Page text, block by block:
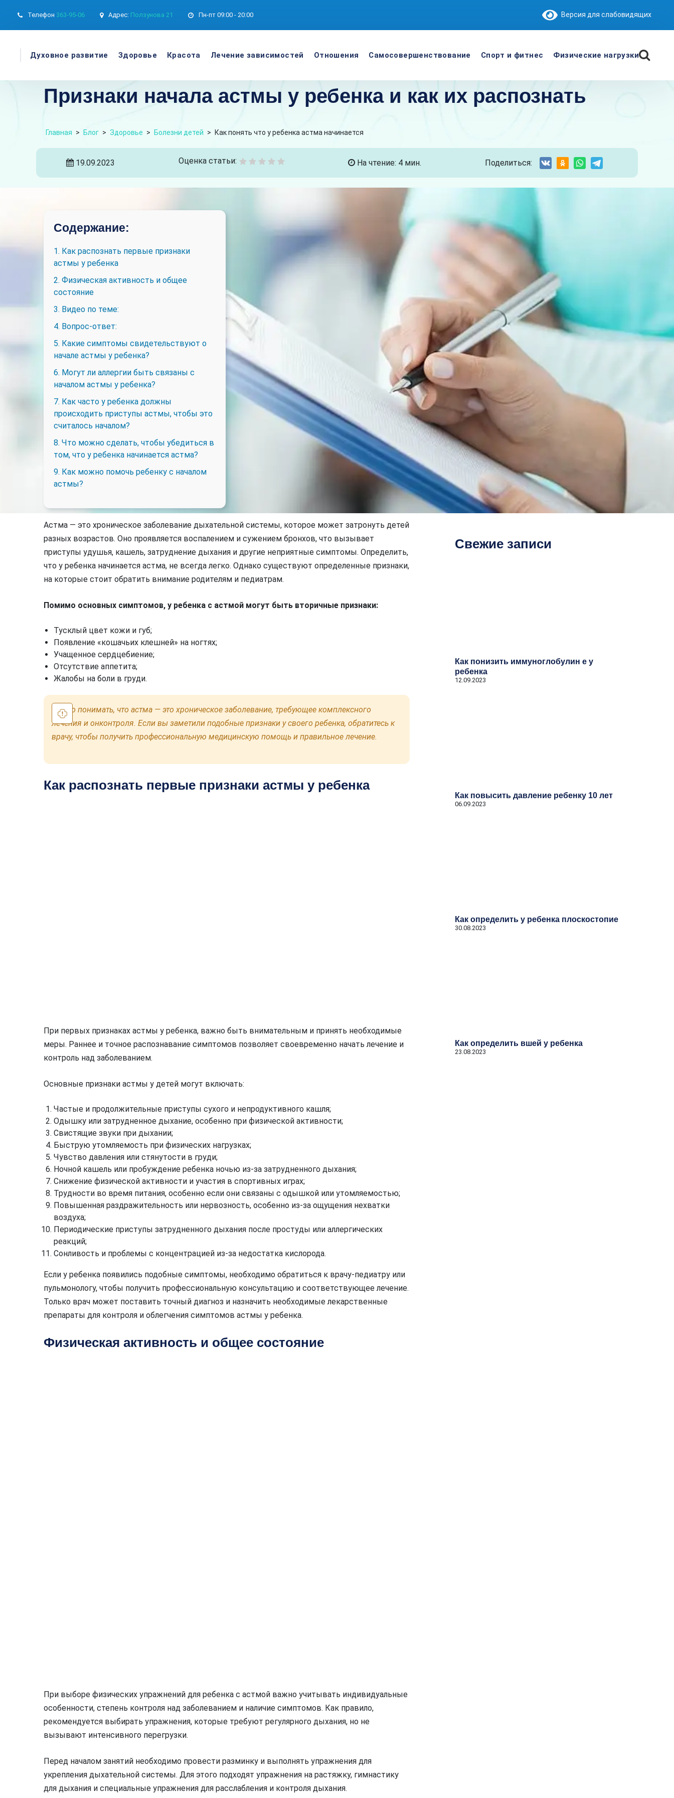
Телефон 363-95-06 Адрес: Ползунова 21 Пн-пт 09:00 - 20:00 Версия для слабовидящих
Духовное развитие Здоровье Красота Лечение зависимостей Отношения Самосовершенствование Спорт и фитнес Физические нагрузки
Признаки начала астмы у ребенка и как их распознать
Главная > Блог > Здоровье > Болезни детей > Как понять что у ребенка астма начинается
19.09.2023 Оценка статьи: На чтение: 4 мин. Поделиться:
Содержание:
1. Как распознать первые признаки
астмы у ребенка
2. Физическая активность и общее
состояние
3. Видео по теме:
4. Вопрос-ответ:
5. Какие симптомы свидетельствуют о
начале астмы у ребенка?
6. Могут ли аллергии быть связаны с
началом астмы у ребенка?
7. Как часто у ребенка должны
происходить приступы астмы, чтобы это
считалось началом?
8. Что можно сделать, чтобы убедиться в
том, что у ребенка начинается астма?
9. Как можно помочь ребенку с началом
астмы?
Астма — это хроническое заболевание дыхательной системы, которое может затронуть детей
разных возрастов. Оно проявляется воспалением и сужением бронхов, что вызывает
приступы удушья, кашель, затруднение дыхания и другие неприятные симптомы. Определить,
что у ребенка начинается астма, не всегда легко. Однако существуют определенные признаки,
на которые стоит обратить внимание родителям и педиатрам.
Помимо основных симптомов, у ребенка с астмой могут быть вторичные признаки:
Тусклый цвет кожи и губ;
Появление «кошачьих клешней» на ногтях;
Учащенное сердцебиение;
Отсутствие аппетита;
Жалобы на боли в груди.
Важно понимать, что астма — это хроническое заболевание, требующее комплексного
лечения и онконтроля. Если вы заметили подобные признаки у своего ребенка, обратитесь к
врачу, чтобы получить профессиональную медицинскую помощь и правильное лечение.
Как распознать первые признаки астмы у ребенка
При первых признаках астмы у ребенка, важно быть внимательным и принять необходимые
меры. Раннее и точное распознавание симптомов позволяет своевременно начать лечение и
контроль над заболеванием.
Основные признаки астмы у детей могут включать:
Частые и продолжительные приступы сухого и непродуктивного кашля;
Одышку или затрудненное дыхание, особенно при физической активности;
Свистящие звуки при дыхании;
Быструю утомляемость при физических нагрузках;
Чувство давления или стянутости в груди;
Ночной кашель или пробуждение ребенка ночью из-за затрудненного дыхания;
Снижение физической активности и участия в спортивных играх;
Трудности во время питания, особенно если они связаны с одышкой или утомляемостью;
Повышенная раздражительность или нервозность, особенно из-за ощущения нехватки
воздуха;
Периодические приступы затрудненного дыхания после простуды или аллергических
реакций;
Сонливость и проблемы с концентрацией из-за недостатка кислорода.
Если у ребенка появились подобные симптомы, необходимо обратиться к врачу-педиатру или
пульмонологу, чтобы получить профессиональную консультацию и соответствующее лечение.
Только врач может поставить точный диагноз и назначить необходимые лекарственные
препараты для контроля и облегчения симптомов астмы у ребенка.
Физическая активность и общее состояние
При выборе физических упражнений для ребенка с астмой важно учитывать индивидуальные
особенности, степень контроля над заболеванием и наличие симптомов. Как правило,
рекомендуется выбирать упражнения, которые требуют регулярного дыхания, но не
вызывают интенсивного перегрузки.
Перед началом занятий необходимо провести разминку и выполнять упражнения для
укрепления дыхательной системы. Для этого подходят упражнения на растяжку, гимнастику
для дыхания и специальные упражнения для расслабления и контроля дыхания.
Свежие записи
Как понизить иммуноглобулин е у
ребенка
12.09.2023
Как повысить давление ребенку 10 лет
06.09.2023
Как определить у ребенка плоскостопие
30.08.2023
Как определить вшей у ребенка
23.08.2023